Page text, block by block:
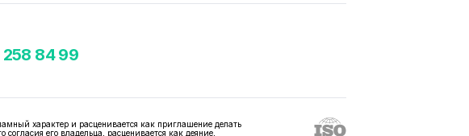
84 99
характер и расценивается как приглашение делать
его владельца, расценивается как деяние,